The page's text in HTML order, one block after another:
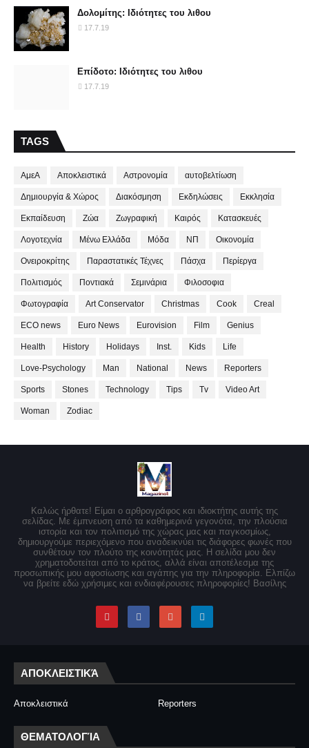
Δολομίτης: Ιδιότητες του λιθου
17.7.19
Επίδοτο: Ιδιότητες του λιθου
17.7.19
TAGS
ΑμεΑ Αποκλειστικά Αστρονομία αυτοβελτίωση
Δημιουργία & Χώρος Διακόσμηση Εκδηλώσεις Εκκλησία
Εκπαίδευση Ζώα Ζωγραφική Καιρός Κατασκευές
Λογοτεχνία Μένω Ελλάδα Μόδα ΝΠ Οικονομία
Ονειροκρίτης Παραστατικές Τέχνες Πάσχα Περίεργα
Πολιτισμός Ποντιακά Σεμινάρια Φιλοσοφια
Φωτογραφία Art Conservator Christmas Cook Creal
ECO news Euro News Eurovision Film Genius
Health History Holidays Inst. Kids Life
Love-Psychology Man National News Reporters
Sports Stones Technology Tips Tv Video Art
Woman Zodiac
Καλώς ήρθατε! Είμαι ο αρθρογράφος και ιδιοκτήτης αυτής της
σελίδας. Με έμπνευση από τα καθημερινά γεγονότα, την πλούσια
ιστορία και τον πολιτισμό της χώρας μας και παγκοσμίως,
δημιουργούμε περιεχόμενο που αναδεικνύει τις διάφορες φωνές που
συνθέτουν τον πλούτο της κοινότητάς μας. Η σελίδα μου δεν
χρηματοδοτείται από το κράτος, αλλά είναι αποτέλεσμα της
προσωπικής μου αφοσίωσης και αγάπης για την πληροφορία. Ελπίζω
να βρείτε εδώ χρήσιμες και ενδιαφέρουσες πληροφορίες! Βασίλης
ΑΠΟΚΛΕΙΣΤΙΚΆ
Αποκλειστικά Reporters
ΘΕΜΑΤΟΛΟΓΊΑ